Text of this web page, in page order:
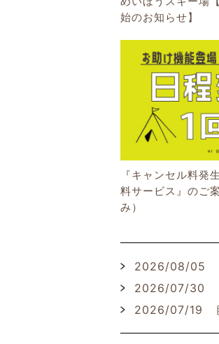
始のお知らせ】
『キャンセル料発
料サービス』のご
み）
2026/08/05
2026/07/30
2026/07/19